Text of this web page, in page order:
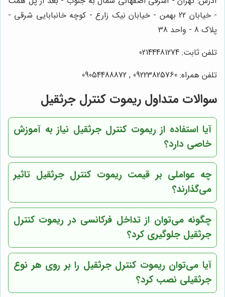
- خیابان 22 بهمن - خیابان نیک زارع - کوچه خانبابایی شرقی -
پلاک 8 - واحد 38
تلفن ثابت: 02144481274
تلفن همراه: 09223825760 , 09054488872
سوالات متداول ریموت کنترل جرثقیل
آیا استفاده از ریموت کنترل جرثقیل نیاز به آموزش
خاصی دارد؟
چه عواملی بر قیمت ریموت کنترل جرثقیل تاثیر
می‌گذارند؟
چگونه می‌توان از تداخل فرکانسی در ریموت کنترل
جرثقیل جلوگیری کرد؟
آیا می‌توان ریموت کنترل جرثقیل را بر روی هر نوع
جرثقیلی نصب کرد؟